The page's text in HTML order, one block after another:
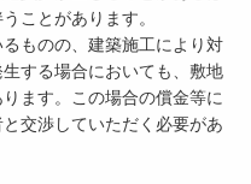
ことがあります。
ものの、建築施工により対
する場合においても、敷地
ます。この場合の償金等に
交渉していただく必要があ